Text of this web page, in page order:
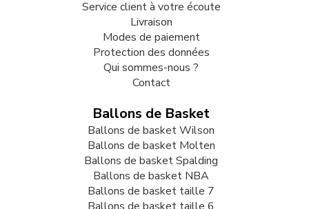
Service client à votre écoute
Livraison
Modes de paiement
Protection des données
Qui sommes-nous ?
Contact
Ballons de Basket
Ballons de basket Wilson
Ballons de basket Molten
Ballons de basket Spalding
Ballons de basket NBA
Ballons de basket taille 7